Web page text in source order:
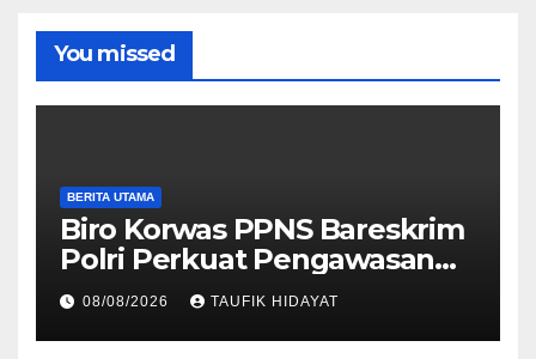
You missed
BERITA UTAMA
Biro Korwas PPNS Bareskrim
Polri Perkuat Pengawasan
untuk Dorong Penegakan
Hukum yang Profesional
08/08/2026 TAUFIK HIDAYAT